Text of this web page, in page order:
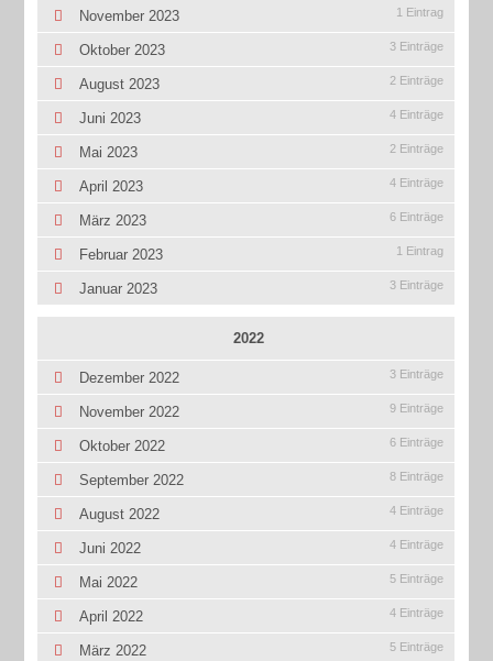
November 2023 1 Eintrag
Oktober 2023 3 Einträge
August 2023 2 Einträge
Juni 2023 4 Einträge
Mai 2023 2 Einträge
April 2023 4 Einträge
März 2023 6 Einträge
Februar 2023 1 Eintrag
Januar 2023 3 Einträge
2022
Dezember 2022 3 Einträge
November 2022 9 Einträge
Oktober 2022 6 Einträge
September 2022 8 Einträge
August 2022 4 Einträge
Juni 2022 4 Einträge
Mai 2022 5 Einträge
April 2022 4 Einträge
März 2022 5 Einträge